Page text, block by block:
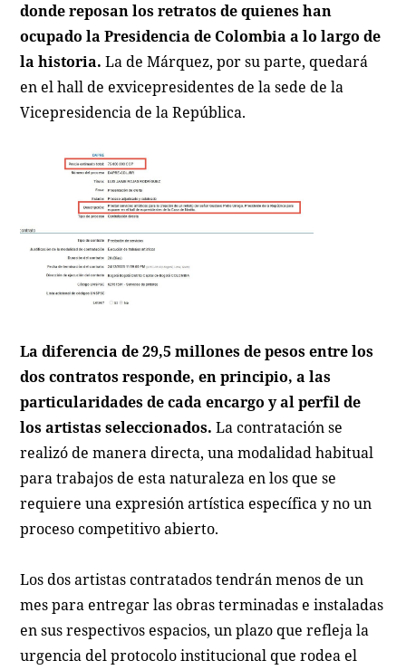
donde reposan los retratos de quienes han
ocupado la Presidencia de Colombia a lo largo de
la historia. La de Márquez, por su parte, quedará
en el hall de exvicepresidentes de la sede de la
Vicepresidencia de la República.
La diferencia de 29,5 millones de pesos entre los
dos contratos responde, en principio, a las
particularidades de cada encargo y al perfil de
los artistas seleccionados. La contratación se
realizó de manera directa, una modalidad habitual
para trabajos de esta naturaleza en los que se
requiere una expresión artística específica y no un
proceso competitivo abierto.
Los dos artistas contratados tendrán menos de un
mes para entregar las obras terminadas e instaladas
en sus respectivos espacios, un plazo que refleja la
urgencia del protocolo institucional que rodea el